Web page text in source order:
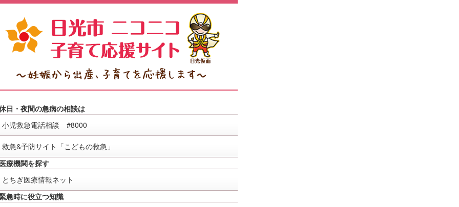
日・夜間の急病の相談は
小児救急電話相談 #8000
救急&予防サイト「こどもの救急」
療機関を探す
とちぎ医療情報ネット
急時に役立つ知識